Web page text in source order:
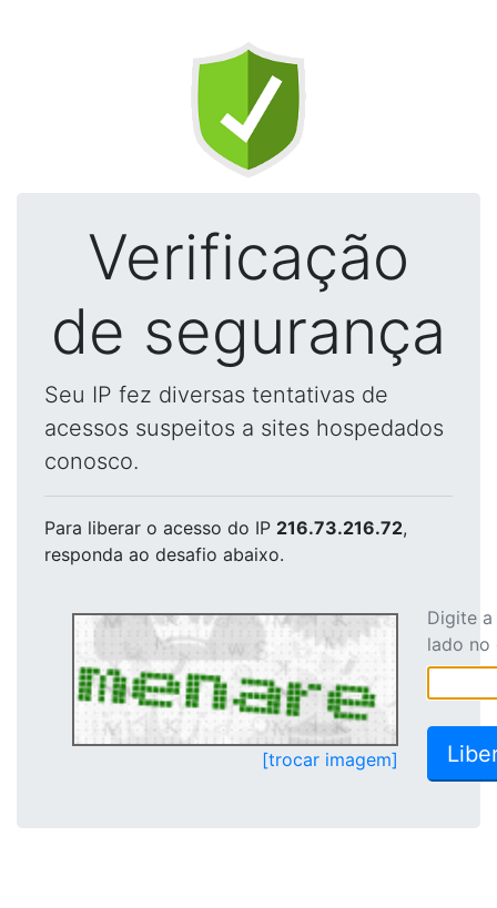
Verificação
de segurança
Seu IP fez diversas tentativas de
acessos suspeitos a sites hospedados
conosco.
Para liberar o acesso do IP 216.73.216.72,
responda ao desafio abaixo.
[trocar imagem]
Digite
lado no